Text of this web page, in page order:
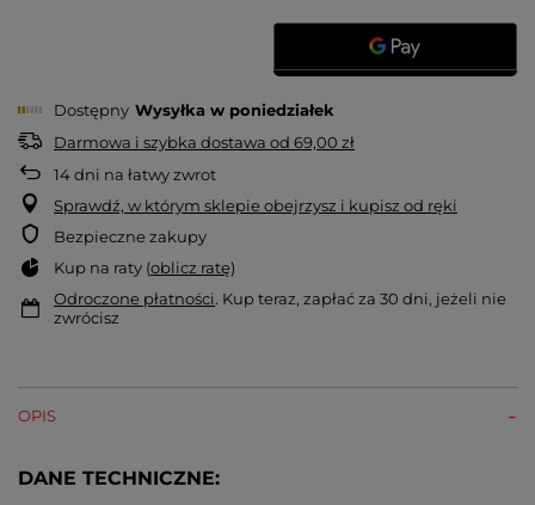
Dostępny Wysyłka w poniedziałek
Darmowa i szybka dostawa od 69,00 zł
14dni na łatwy zwrot
Sprawdź, w którym sklepie obejrzysz i kupisz od ręki
Bezpieczne zakupy
Kup na raty (oblicz ratę)
Odroczone płatności. Kup teraz, zapłać za 30 dni, jeżeli nie
zwrócisz
OPIS
DANE TECHNICZNE: